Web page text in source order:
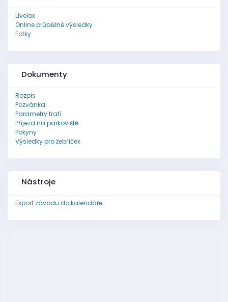
Livelox
Online průběžné výsledky
Fotky
Dokumenty
Rozpis
Pozvánka
Parametry tratí
Příjezd na parkoviště
Pokyny
Výsledky pro žebříček
Nástroje
Export závodu do kalendáře